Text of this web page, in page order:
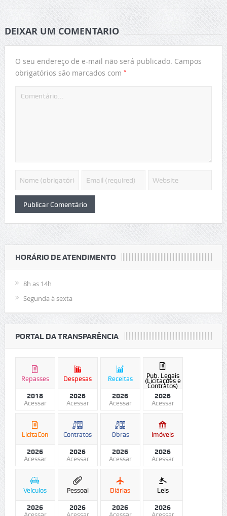
DEIXAR UM COMENTÁRIO
O seu endereço de e-mail não será publicado. Campos
obrigatórios são marcados com *
HORÁRIO DE ATENDIMENTO
8h as 14h
Segunda à sexta
PORTAL DA TRANSPARÊNCIA
Repasses
2018
Acessar
Despesas
2026
Acessar
Receitas
2026
Acessar
Pub. Legais
(Licitações e
Contratos)
2026
Acessar
LicitaCon
2026
Acessar
Contratos
2026
Acessar
Obras
2026
Acessar
Imóveis
2026
Acessar
Veículos
2026
Pessoal
2026
Diárias
2026
Leis
2026